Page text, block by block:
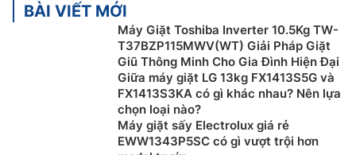
BÀI VIẾT MỚI
Máy Giặt Toshiba Inverter 10.5Kg TW-
T37BZP115MWV(WT) Giải Pháp Giặt
Giũ Thông Minh Cho Gia Đình Hiện Đại
Giữa máy giặt LG 13kg FX1413S5G và
FX1413S3KA có gì khác nhau? Nên lựa
chọn loại nào?
Máy giặt sấy Electrolux giá rẻ
EWW1343P5SC có gì vượt trội hơn